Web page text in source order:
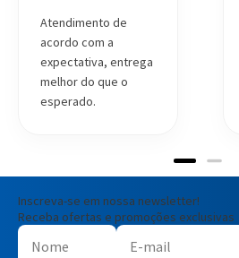
Atendimento de
acordo com a
expectativa, entrega
melhor do que o
esperado.
Inscreva-se em nossa newsletter!
Receba ofertas e promoções exclusivas